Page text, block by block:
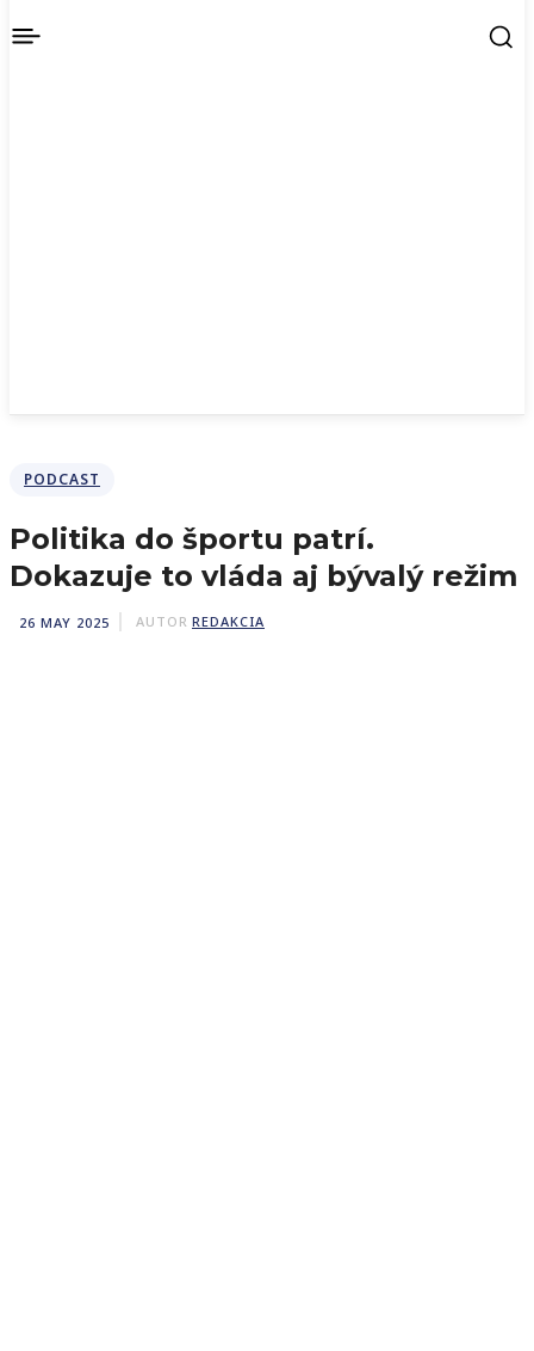
PODCAST
Politika do športu patrí.
Dokazuje to vláda aj bývalý režim
26 MAY 2025 AUTOR REDAKCIA